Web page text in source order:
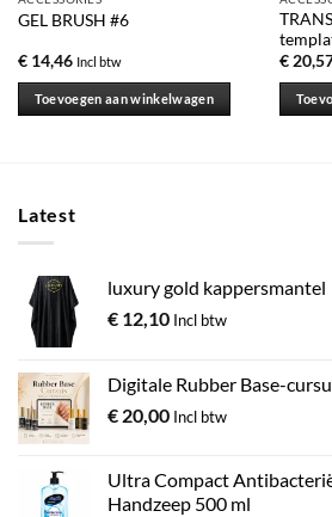
GEL BRUSH #6
€14,46 Incl btw
Toevoegen aan winkelwagen
€
Latest
luxury gold kappersmantel
€ 12,10 Incl btw
Digitale Rubber Base-
€ 20,00 Incl btw
Ultra Compact
Handzeep 500 ml